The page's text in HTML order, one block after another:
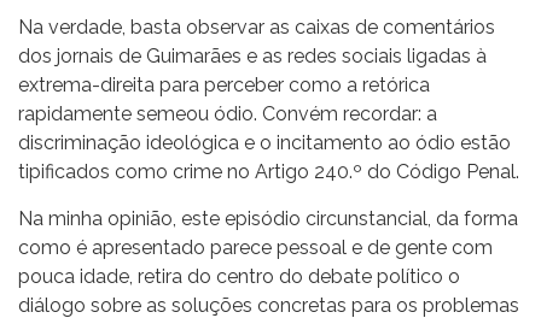
Na verdade, basta observar as caixas de comentários
dos jornais de Guimarães e as redes sociais ligadas à
extrema-direita para perceber como a retórica
rapidamente semeou ódio. Convém recordar: a
discriminação ideológica e o incitamento ao ódio estão
tipificados como crime no Artigo 240.º do Código Penal.
Na minha opinião, este episódio circunstancial, da forma
como é apresentado parece pessoal e de gente com
pouca idade, retira do centro do debate político o
diálogo sobre as soluções concretas para os problemas